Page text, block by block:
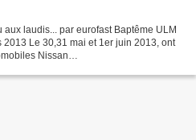
laudis... par eurofast Baptême ULM
Le 30,31 mai et 1er juin 2013, ont
Nissan